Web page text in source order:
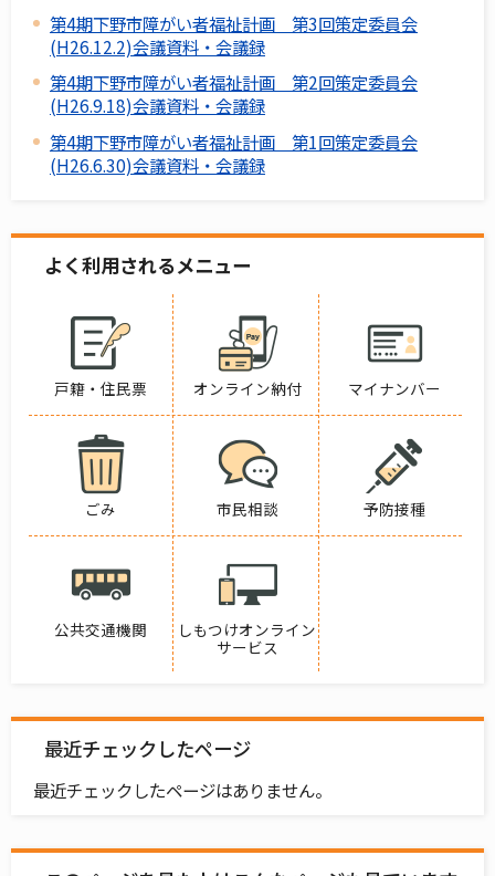
第4期下野市障がい者福祉計画 第3回策定委員会
(H26.12.2)会議資料・会議録
第4期下野市障がい者福祉計画 第2回策定委員会
(H26.9.18)会議資料・会議録
第4期下野市障がい者福祉計画 第1回策定委員会
(H26.6.30)会議資料・会議録
よく利用されるメニュー
戸籍・住民票 オンライン納付 マイナンバー
ごみ 市民相談 予防接種
公共交通機関
しもつけオンライン
サービス
最近チェックしたページ
最近チェックしたページはありません。